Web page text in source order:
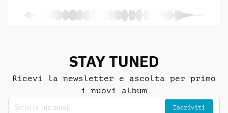
STAY TUNED
Ricevi la newsletter e ascolta per primo
i nuovi album
Iscriviti